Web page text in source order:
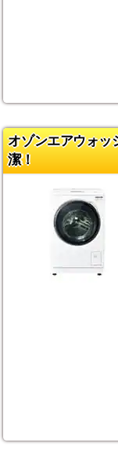
オゾンエアウォッ
潔！